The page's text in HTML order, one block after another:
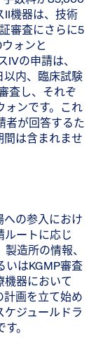
II機器は、技術
審査にさらに5
ォンと
の申請は、
以内、臨床試験
査し、それぞ
ォンです。これ
者が回答するた
は含まれませ
の参入におけ
ルートに応じ
造所の情報、
いはKGMP審査
機器において
画を立て始め
ジュールドラ
。